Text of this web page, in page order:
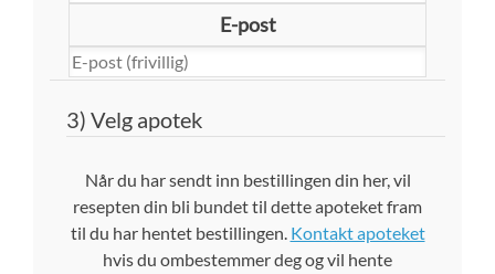
E-post
3) Velg apotek
Når du har sendt inn bestillingen din her, vil
resepten din bli bundet til dette apoteket fram
til du har hentet bestillingen. Kontakt apoteket
hvis du ombestemmer deg og vil hente